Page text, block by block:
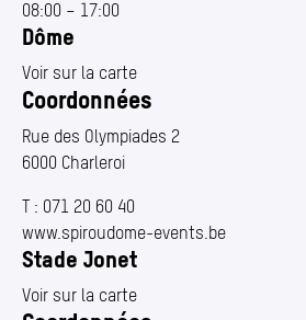
08:00 – 17:00
Dôme
Voir sur la carte
Coordonnées
Rue des Olympiades 2
6000 Charleroi
T : 071 20 60 40
www​.spiroudome​-events​.be
Stade Jonet
Voir sur la carte